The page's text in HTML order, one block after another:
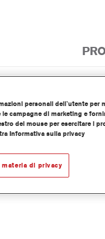
personali dell`utente
campagne di marketing e
del mouse per esercitare i
Informativa sulla privacy
di privacy